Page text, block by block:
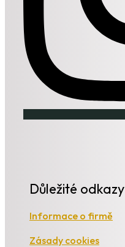
Důležité odkazy
Informace o firmě
Zásady cookies